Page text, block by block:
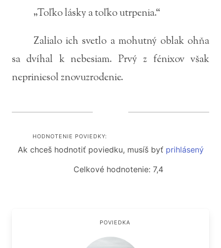
„Toľko lásky a toľko utrpenia.“
Zalialo ich svetlo a mohutný oblak ohňa
sa dvíhal k nebesiam. Prvý z fénixov však
nepriniesol znovuzrodenie.
HODNOTENIE POVIEDKY:
Ak chceš hodnotiť poviedku, musíš byť prihlásený
Celkové hodnotenie: 7,4
POVIEDKA